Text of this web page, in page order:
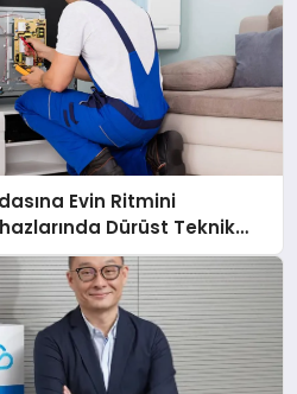
Evin Ritmini
Dürüst Teknik